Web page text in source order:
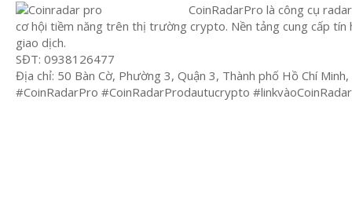
CoinRadarPro là công cụ
cơ hội tiềm năng trên thị trường crypto. Nền tảng cung cấp
giao dịch.
SĐT: 0938126477
Địa chỉ: 50 Bàn Cờ, Phường 3, Quận 3, Thành phố Hồ Chí
#CoinRadarPro #CoinRadarProdautucrypto